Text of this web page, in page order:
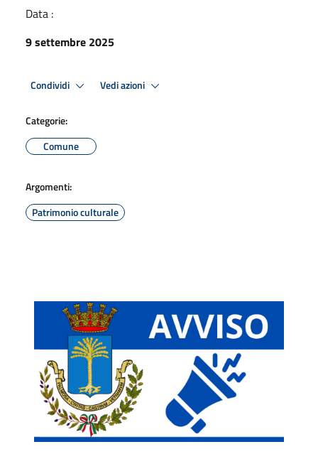
Data :
9 settembre 2025
Condividi Vedi azioni
Categorie:
Comune
Argomenti:
Patrimonio culturale